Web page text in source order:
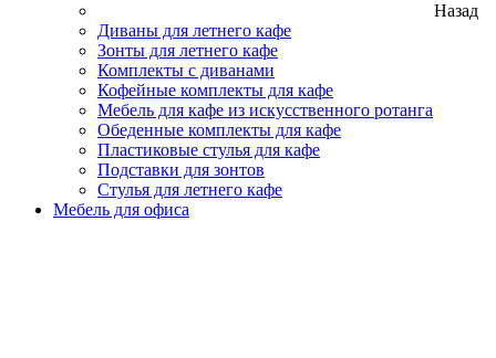
Назад
Диваны для летнего кафе
Зонты для летнего кафе
Комплекты с диванами
Кофейные комплекты для кафе
Мебель для кафе из искусственного ротанга
Обеденные комплекты для кафе
Пластиковые стулья для кафе
Подставки для зонтов
Стулья для летнего кафе
Мебель для офиса